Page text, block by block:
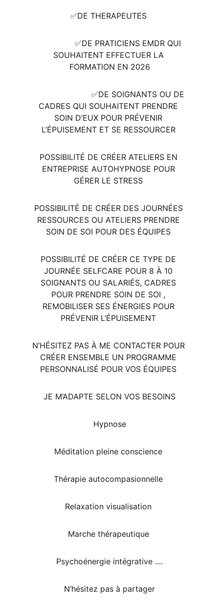
✅️DE THERAPEUTES
SOUHAITENT EFFECTUER LA
FORMATION EN 2026
CADRES QUI SOUHAITENT PRENDRE
SOIN D’EUX POUR PRÉVENIR
L’ÉPUISEMENT ET SE RESSOURCER
POSSIBILITÉ DE CRÉER ATELIERS EN
ENTREPRISE AUTOHYPNOSE POUR
GÉRER LE STRESS
POSSIBILITÉ DE CRÉER DES JOURNÉES
RESSOURCES OU ATELIERS PRENDRE
SOIN DE SOI POUR DES ÉQUIPES
POSSIBILITÉ DE CRÉER CE TYPE DE
JOURNÉE SELFCARE POUR 8 À 10
SOIGNANTS OU SALARIÉS, CADRES
POUR PRENDRE SOIN DE SOI ,
REMOBILISER SES ÉNERGIES POUR
PRÉVENIR L’ÉPUISEMENT
N’HÉSITEZ PAS À ME CONTACTER POUR
CRÉER ENSEMBLE UN PROGRAMME
PERSONNALISÉ POUR VOS ÉQUIPES
JE M’ADAPTE SELON VOS BESOINS
Hypnose
Méditation pleine conscience
Thérapie autocompasionnelle
Relaxation visualisation
Marche thérapeutique
Psychoénergie intégrative ....
N’hésitez pas à partager